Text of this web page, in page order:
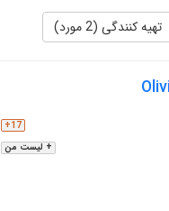
تهیه کنندگی (2 مورد)
+ لیست من
17+